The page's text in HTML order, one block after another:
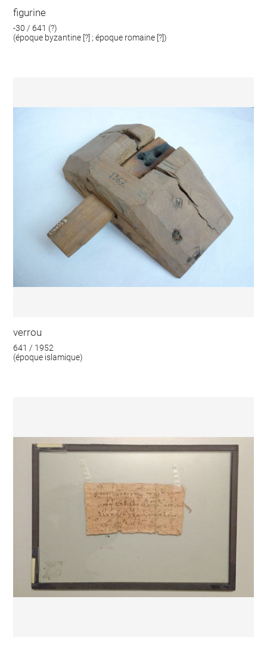
figurine
-30 / 641 (?)
(époque byzantine [?] ; époque romaine [?])
verrou
641 / 1952
(époque islamique)